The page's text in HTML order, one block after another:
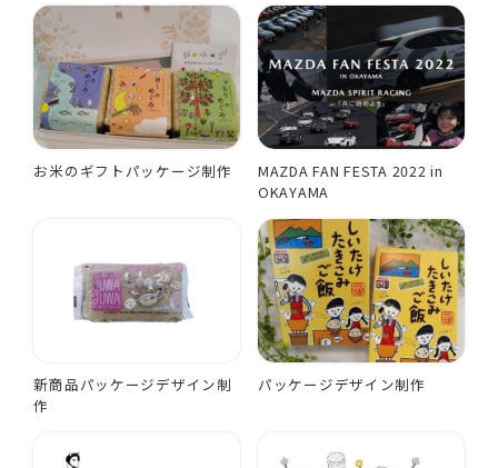
お米のギフトパッケージ制作
MAZDA FAN FESTA 2022 in
OKAYAMA
新商品パッケージデザイン制
作
パッケージデザイン制作